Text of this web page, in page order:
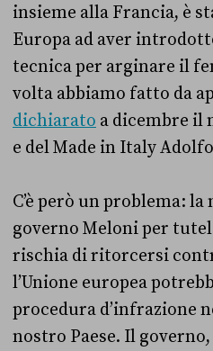
insieme alla Francia, è
Europa ad aver
tecnica per arginare il
volta abbiamo fatto da
dichiarato a dicembre il
e del Made in Italy
C’è però un problema:
governo Meloni per
rischia di ritorcersi
l’Unione europea
procedura d’infrazione
nostro Paese. Il